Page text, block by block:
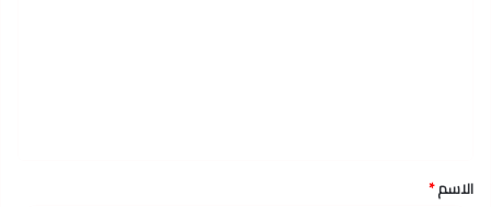
*
الاسم*